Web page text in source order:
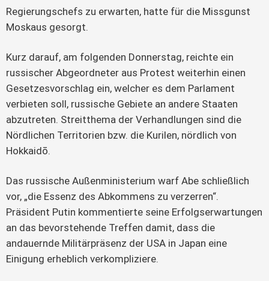
Regierungschefs zu erwarten, hatte für die Missgunst
Moskaus gesorgt.
Kurz darauf, am folgenden Donnerstag, reichte ein
russischer Abgeordneter aus Protest weiterhin einen
Gesetzesvorschlag ein, welcher es dem Parlament
verbieten soll, russische Gebiete an andere Staaten
abzutreten. Streitthema der Verhandlungen sind die
Nördlichen Territorien bzw. die Kurilen, nördlich von
Hokkaidō.
Das russische Außenministerium warf Abe schließlich
vor, „die Essenz des Abkommens zu verzerren“.
Präsident Putin kommentierte seine Erfolgserwartungen
an das bevorstehende Treffen damit, dass die
andauernde Militärpräsenz der USA in Japan eine
Einigung erheblich verkompliziere.